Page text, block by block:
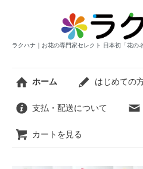
ラクハナ｜お花の専門家セレクト 日本初「花の
ホーム はじめての
支払・配送について
カートを見る